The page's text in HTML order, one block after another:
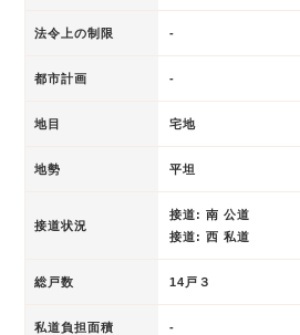
法令上の制限 -
都市計画 -
地目 宅地
地勢 平坦
接道状況
接道: 南 公道
接道: 西 私道
総戸数 14戸３
私道負担面積 -